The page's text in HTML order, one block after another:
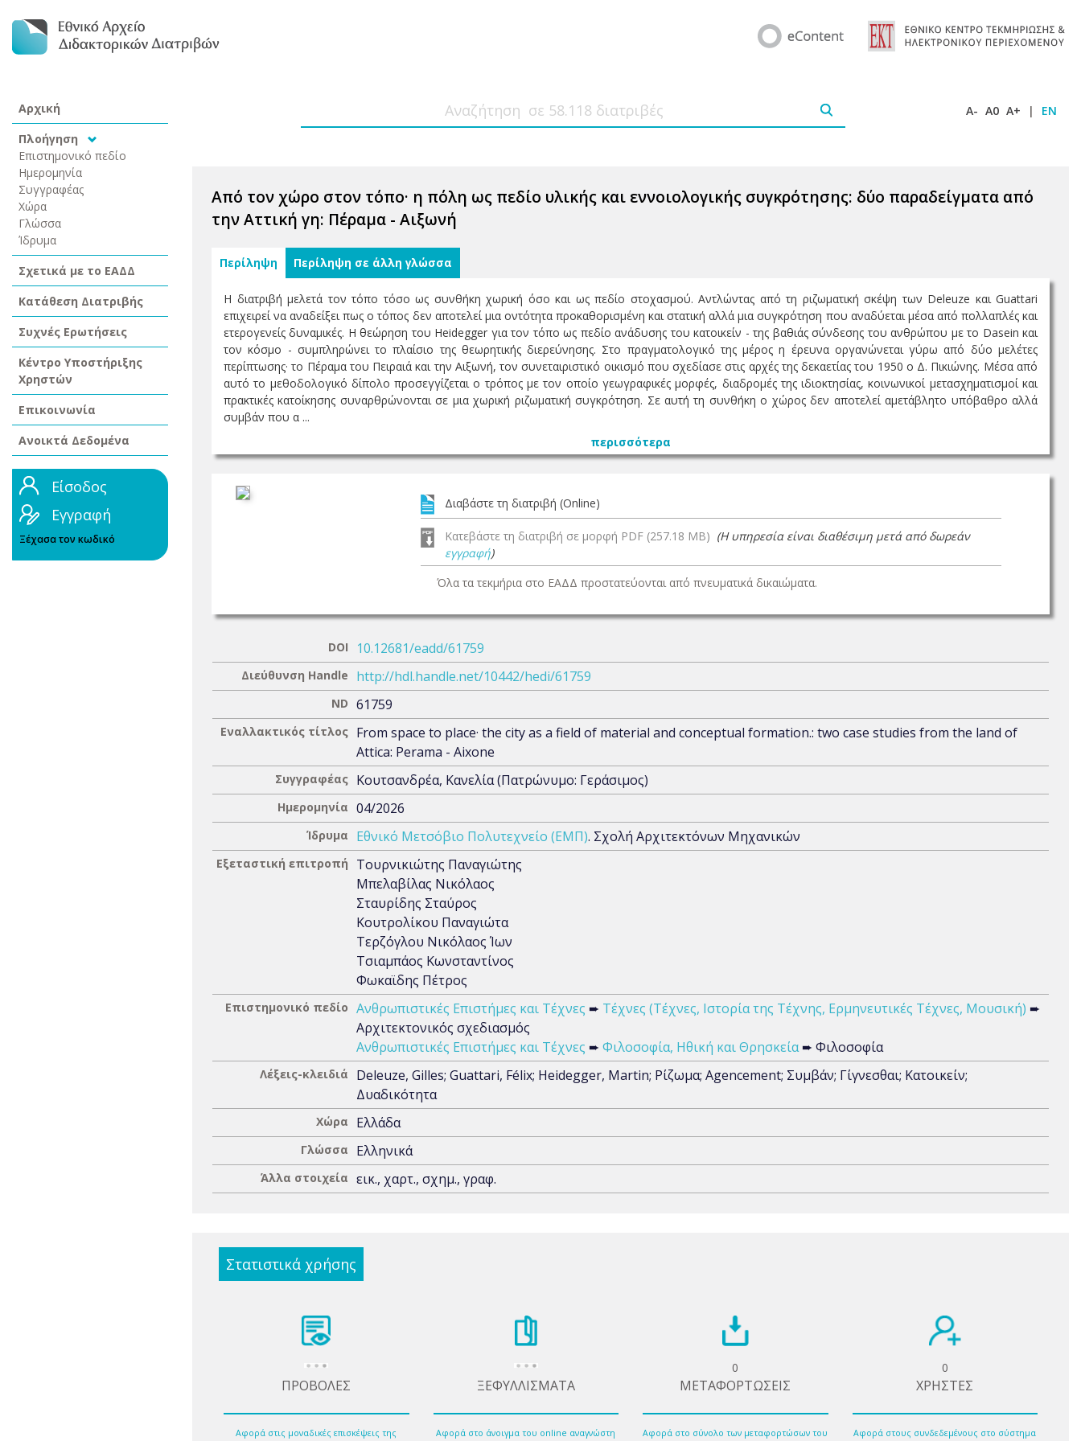
Αρχική
Πλοήγηση
Επιστημονικό πεδίο
Ημερομηνία
Συγγραφέας
Χώρα
Γλώσσα
Ίδρυμα
Σχετικά με το ΕΑΔΔ
Κατάθεση Διατριβής
Συχνές Ερωτήσεις
Κέντρο Υποστήριξης
Χρηστών
Επικοινωνία
Ανοικτά Δεδομένα
Είσοδος
Εγγραφή
Ξέχασα τον κωδικό
A- A0 A+ | EN
Από τον χώρο στον τόπο· η πόλη ως πεδίο υλικής και εννοιολογικής συγκρότησης: δύο παραδείγματα από
την Αττική γη: Πέραμα - Αιξωνή
Περίληψη Περίληψη σε άλλη γλώσσα
Η διατριβή μελετά τον τόπο τόσο ως συνθήκη χωρική όσο και ως πεδίο στοχασμού. Αντλώντας από τη ριζωματική σκέψη των Deleuze και Guattari
επιχειρεί να αναδείξει πως ο τόπος δεν αποτελεί μια οντότητα προκαθορισμένη και στατική αλλά μια συγκρότηση που αναδύεται μέσα από πολλαπλές και
ετερογενείς δυναμικές. Η θεώρηση του Heidegger για τον τόπο ως πεδίο ανάδυσης του κατοικείν - της βαθιάς σύνδεσης του ανθρώπου με το Dasein και
τον κόσμο - συμπληρώνει το πλαίσιο της θεωρητικής διερεύνησης. Στο πραγματολογικό της μέρος η έρευνα οργανώνεται γύρω από δύο μελέτες
περίπτωσης· το Πέραμα του Πειραιά και την Αιξωνή, τον συνεταιριστικό οικισμό που σχεδίασε στις αρχές της δεκαετίας του 1950 ο Δ. Πικιώνης. Μέσα από
αυτό το μεθοδολογικό δίπολο προσεγγίζεται ο τρόπος με τον οποίο γεωγραφικές μορφές, διαδρομές της ιδιοκτησίας, κοινωνικοί μετασχηματισμοί και
πρακτικές κατοίκησης συναρθρώνονται σε μια χωρική ριζωματική συγκρότηση. Σε αυτή τη συνθήκη ο χώρος δεν αποτελεί αμετάβλητο υπόβαθρο αλλά
συμβάν που α ...
περισσότερα
Διαβάστε τη διατριβή (Online)
Κατεβάστε τη διατριβή σε μορφή PDF (257.18 MB) (Η υπηρεσία είναι διαθέσιμη μετά από δωρεάν
εγγραφή)
Όλα τα τεκμήρια στο ΕΑΔΔ προστατεύονται από πνευματικά δικαιώματα.
DOI 10.12681/eadd/61759
Διεύθυνση Handle http://hdl.handle.net/10442/hedi/61759
ND 61759
Εναλλακτικός τίτλος From space to place· the city as a field of material and conceptual formation.: two case studies from the land of
Attica: Perama - Aixone
Συγγραφέας Κουτσανδρέα, Κανελία (Πατρώνυμο: Γεράσιμος)
Ημερομηνία 04/2026
Ίδρυμα Εθνικό Μετσόβιο Πολυτεχνείο (ΕΜΠ). Σχολή Αρχιτεκτόνων Μηχανικών
Εξεταστική επιτροπή
Τουρνικιώτης Παναγιώτης
Μπελαβίλας Νικόλαος
Σταυρίδης Σταύρος
Κουτρολίκου Παναγιώτα
Τερζόγλου Νικόλαος Ίων
Τσιαμπάος Κωνσταντίνος
Φωκαϊδης Πέτρος
Επιστημονικό πεδίο Ανθρωπιστικές Επιστήμες και Τέχνες ➨ Τέχνες (Τέχνες, Ιστορία της Τέχνης, Ερμηνευτικές Τέχνες, Μουσική) ➨
Αρχιτεκτονικός σχεδιασμός
Ανθρωπιστικές Επιστήμες και Τέχνες ➨ Φιλοσοφία, Ηθική και Θρησκεία➨ Φιλοσοφία
Λέξεις-κλειδιά
Deleuze, Gilles; Guattari, Félix; Heidegger, Martin; Ρίζωμα; Agencement; Συμβάν; Γίγνεσθαι; Κατοικείν;
Δυαδικότητα
Χώρα Ελλάδα
Γλώσσα Ελληνικά
Άλλα στοιχεία εικ., χαρτ., σχημ., γραφ.
Στατιστικά χρήσης
ΠΡΟΒΟΛΕΣ
Αφορά στις μοναδικές επισκέψεις της
ΞΕΦΥΛΛΙΣΜΑΤΑ
Αφορά στο άνοιγμα του online αναγνώστη
0
ΜΕΤΑΦΟΡΤΩΣΕΙΣ
Αφορά στο σύνολο των μεταφορτώσων του
0
ΧΡΗΣΤΕΣ
Αφορά στους συνδεδεμένους στο σύστημα